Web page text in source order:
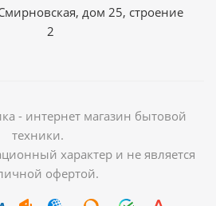
дом 25, строение
2
- интернет магазин бытовой
техники.
характер и не является
офертой.